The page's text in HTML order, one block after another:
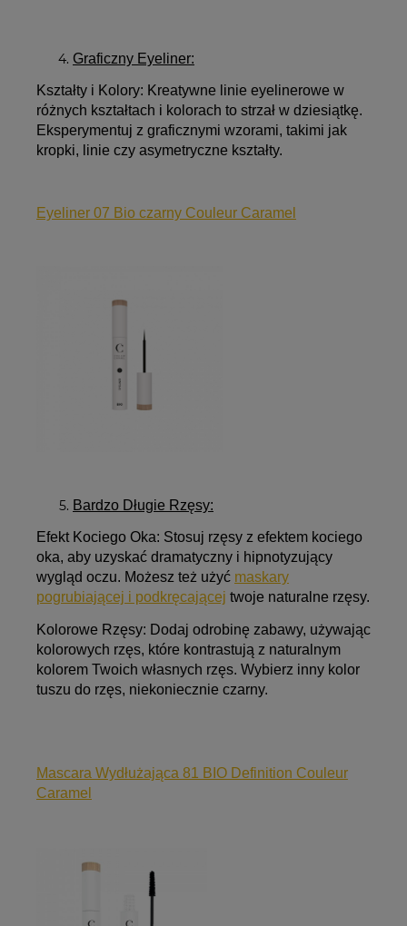
Graficzny Eyeliner:
Kształty i Kolory: Kreatywne linie eyelinerowe w
różnych kształtach i kolorach to strzał w dziesiątkę.
Eksperymentuj z graficznymi wzorami, takimi jak
kropki, linie czy asymetryczne kształty.
Eyeliner 07 Bio czarny Couleur Caramel
Bardzo Długie Rzęsy:
Efekt Kociego Oka: Stosuj rzęsy z efektem kociego
oka, aby uzyskać dramatyczny i hipnotyzujący
wygląd oczu. Możesz też użyć maskary
pogrubiającej i podkręcającej twoje naturalne rzęsy.
Kolorowe Rzęsy: Dodaj odrobinę zabawy, używając
kolorowych rzęs, które kontrastują z naturalnym
kolorem Twoich własnych rzęs. Wybierz inny kolor
tuszu do rzęs, niekoniecznie czarny.
Mascara Wydłużająca 81 BIO Definition Couleur
Caramel